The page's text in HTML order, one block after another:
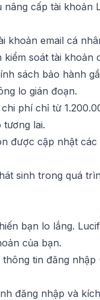
cấp tài
khoản email cá
soát tài khoản
sách bảo hành
lo gián đoạn.
phí chỉ từ
lai.
được cập nhật
sinh trong quá
bạn lo lắng.
của bạn.
tin đăng
đăng nhập và